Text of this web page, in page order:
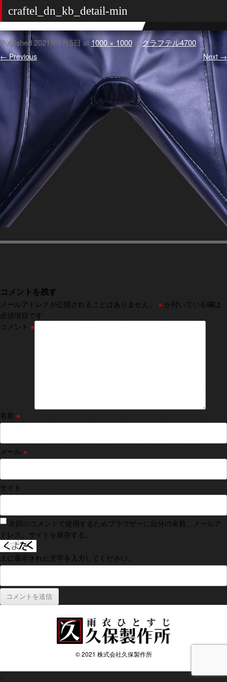
craftel_dn_kb_detail-min
Published2021年1月5日at1000 × 1000 inクラフテル4700.
← Previous Next →
コメントを残す
メールアドレスが公開されることはありません。 ※が付いている欄は
必須項目です
コメント※
名前※
メール※
サイト
次回のコメントで使用するためブラウザーに自分の名前、メールア
ドレス、サイトを保存する。
上に表示された文字を入力してください。
© 2021 株式会社久保製作所
-